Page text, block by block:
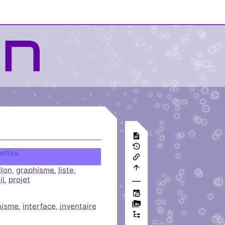
, graphisme, liste,
, projet
, interface, inventaire